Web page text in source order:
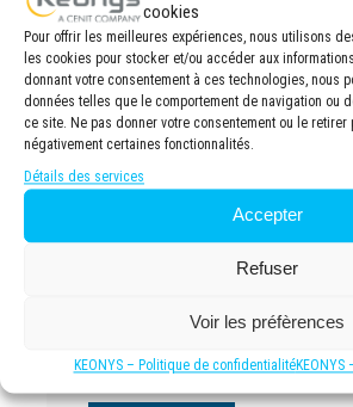
cookies
Pour offrir les meilleures expériences, nous utilisons
les cookies pour stocker et/ou accéder aux
donnant votre consentement à ces technologies, nous
données telles que le comportement de navigation ou
ce site. Ne pas donner votre consentement ou le retirer
négativement certaines fonctionnalités.
Détails des services
Accepter
Refuser
Voir les préfèrences
KEONYS – Politique de confidentialitéKEONYS
Simulation Système
HVAC